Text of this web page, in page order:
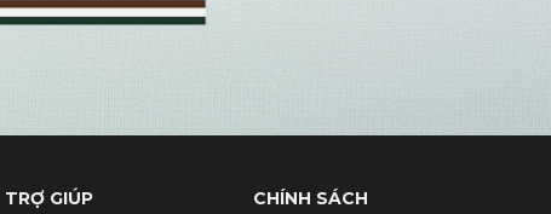
TRỢ GIÚP CHÍNH SÁCH